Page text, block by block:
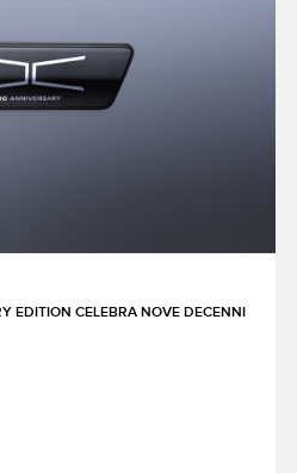
EDITION CELEBRA NOVE DECENNI